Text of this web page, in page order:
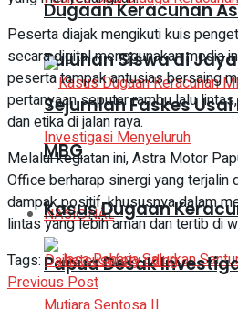
Puluhan Siswa di
Sejumlah Faskes
MBG
NASIONAL
Dugaan Keracunan
Kasus Dugaan
Papua Desak
Peserta diajak mengikuti kuis
secara digital menggunakan media
peserta tampak antusias bersaing
pertanyaan seputar rambu lalu
dan etika di jalan raya.
Melalui kegiatan ini, Astra Motor
Office berharap sinergi yang terjalin
dampak positif, khususnya dalam
lintas yang lebih aman dan tertib di
Tags: Daihatsusafety riding
Previous Post